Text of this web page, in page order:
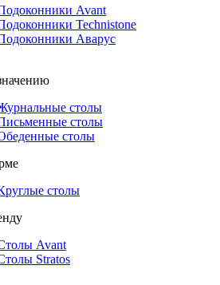
Avant
Technistone
Аварус
столы
столы
столы
столы
Avant
Stratos